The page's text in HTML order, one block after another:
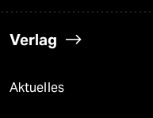
Verlag
Aktuelles